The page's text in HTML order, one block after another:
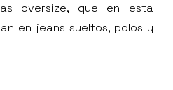
oversize, que en esta
en jeans sueltos, polos y